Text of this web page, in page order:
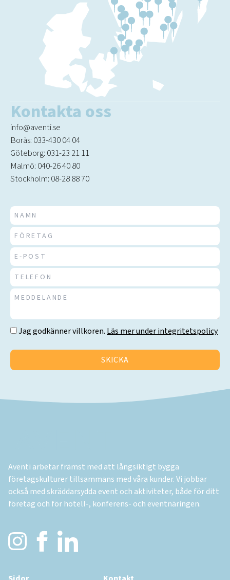
Kontakta oss
info@aventi.se
Borås: 033-430 04 04
Göteborg: 031-23 21 11
Malmö: 040-26 40 80
Stockholm: 08-28 88 70
Jag godkänner villkoren. Läs mer under integritetspolicy
SKICKA
Aventi arbetar främst med att långsiktigt bygga
företagskulturer tillsammans med våra kunder. Vi jobbar
också med skräddarsydda event och aktiviteter, både för ditt
företag och för hotell-, konferens- och eventnäringen.